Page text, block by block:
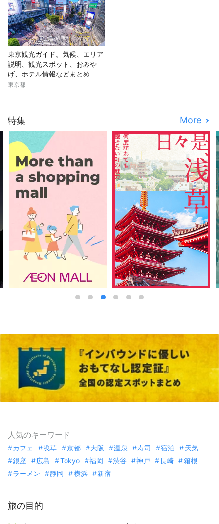
東京観光ガイド。気候、エリア
説明、観光スポット、おみや
げ、ホテル情報などまとめ
東京都
特集 More
人気のキーワード
カフェ 浅草 京都 大阪 温泉 寿司 宿泊
天気
銀座
広島 Tokyo 福岡 渋谷 神戸 長崎
箱根
ラーメン
静岡 横浜 新宿
旅の目的